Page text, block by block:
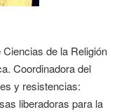
de la Religión
Coordinadora del
y resistencias:
liberadoras para la